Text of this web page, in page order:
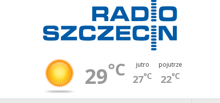
29°C jutro
27°C
pojutrze
22°C